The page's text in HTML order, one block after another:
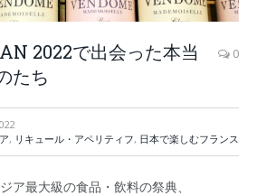
2022で出会った本当
たち
0
, リキュール・アペリティフ, 日本で楽しむフランス
ア最大級の食品・飲料の祭典、